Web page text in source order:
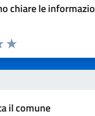
chiare le
la pagina
Valuta 5 stelle su 5
4 stelle su 5
3 stelle su 5
su 5
su 5
il comune